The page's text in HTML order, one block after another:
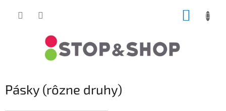
Pásky (rôzne druhy)